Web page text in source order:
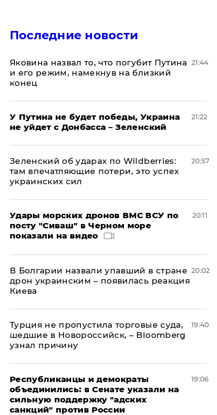
Последние новости
Яковина назвал то, что погубит Путина
и его режим, намекнув на близкий
конец
21:44
У Путина не будет победы, Украина
не уйдет с Донбасса – Зеленский
21:22
Зеленский об ударах по Wildberries:
там впечатляющие потери, это успех
украинских сил
20:57
Удары морских дронов ВМС ВСУ по
посту "Сиваш" в Черном море
показали на видео
20:11
В Болгарии назвали упавший в стране
дрон украинским – появилась реакция
Киева
20:02
Турция не пропустила торговые суда,
шедшие в Новороссийск, – Bloomberg
узнал причину
19:40
Республиканцы и демократы
объединились: в Сенате указали на
сильную поддержку "адских
санкций" против России
19:06